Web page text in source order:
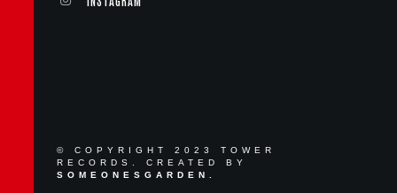
© COPYRIGHT 2023 TOWER
RECORDS. CREATED BY
SOMEONESGARDEN.